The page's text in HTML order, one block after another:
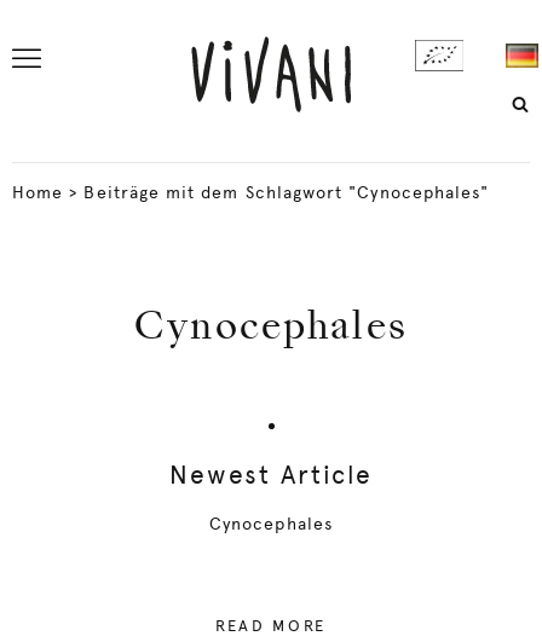
Home > Beiträge mit dem Schlagwort "Cynocephales"
Cynocephales
Newest Article
Cynocephales
READ MORE